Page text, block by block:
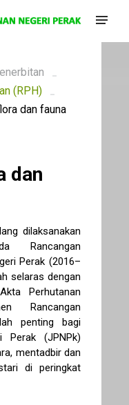
(RPH)
dan fauna
dan
dilaksanakan
Rancangan
Perak (2016–
selaras dengan
Perhutanan
Rancangan
penting bagi
Perak (JPNPk)
mentadbir dan
di peringkat